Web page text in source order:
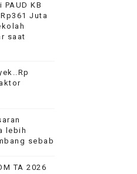
KE POLRES
dan Pasang Bendera
KB
Juta
saat
lebih
sebab
TA 2026